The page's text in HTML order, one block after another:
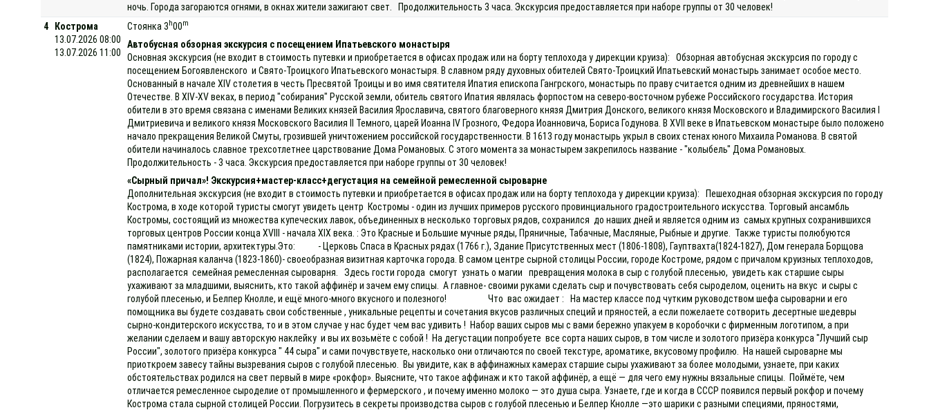
ночь. Города загораются огнями, в окнах жители зажигают свет. Продолжительность 3 часа. Экскурсия предоставляется при наборе группы от 30 человек!
4
Кострома
13.07.2026 08:00
13.07.2026 11:00
Стоянка 3 h00m
Автобусная обзорная экскурсия с посещением Ипатьевского монастыря
Основная экскурсия (не входит в стоимость путевки и приобретается в офисах продаж или на борту теплохода у дирекции круиза): Обзорная автобусная экскурсия по городу с
посещением Богоявленского и Свято-Троицкого Ипатьевского монастыря. В славном ряду духовных обителей Свято-Троицкий Ипатьевский монастырь занимает особое место.
Основанный в начале XIV столетия в честь Пресвятой Троицы и во имя святителя Ипатия епископа Гангрского, монастырь по праву считается одним из древнейших в нашем
Отечестве. В XIV-XV веках, в период "собирания" Русской земли, обитель святого Ипатия являлась форпостом на северо-восточном рубеже Российского государства. История
обители в это время связана с именами Великих князей Василия Ярославича, святого благоверного князя Дмитрия Донского, великого князя Московского и Владимирского Василия I
Дмитриевича и великого князя Московского Василия II Темного, царей Иоанна IV Грозного, Федора Иоанновича, Бориса Годунова. В XVII веке в Ипатьевском монастыре было положено
начало прекращения Великой Смуты, грозившей уничтожением российской государственности. В 1613 году монастырь укрыл в своих стенах юного Михаила Романова. В святой
обители начиналось славное трехсотлетнее царствование Дома Романовых. С этого момента за монастырем закрепилось название - "колыбель" Дома Романовых.
Продолжительность - 3 часа. Экскурсия предоставляется при наборе группы от 30 человек!
«Сырный причал»! Экскурсия+мастер-класс+дегустация на семейной ремесленной сыроварне
Дополнительная экскурсия (не входит в стоимость путевки и приобретается в офисах продаж или на борту теплохода у дирекции круиза): Пешеходная обзорная экскурсия по городу
Кострома, в ходе которой туристы смогут увидеть центр Костромы - один из лучших примеров русского провинциального градостроительного искусства. Торговый ансамбль
Костромы, состоящий из множества купеческих лавок, объединенных в несколько торговых рядов, сохранился до наших дней и является одним из самых крупных сохранившихся
торговых центров России конца XVIII - начала XIX века. : Это Красные и Большие мучные ряды, Пряничные, Табачные, Масляные, Рыбные и другие. Также туристы полюбуются
памятниками истории, архитектуры.Это: - Церковь Спаса в Красных рядах (1766 г.), Здание Присутственных мест (1806-1808), Гауптвахта(1824-1827), Дом генерала Борщова
(1824), Пожарная каланча (1823-1860)- своеобразная визитная карточка города. В самом центре сырной столицы России, городе Костроме, рядом с причалом круизных теплоходов,
располагается семейная ремесленная сыроварня. Здесь гости города смогут узнать о магии превращения молока в сыр с голубой плесенью, увидеть как старшие сыры
ухаживают за младшими, выяснить, кто такой аффинёр и зачем ему спицы. А главное- своими руками сделать сыр и почувствовать себя сыроделом, оценить на вкус и сыры с
голубой плесенью, и Белпер Кнолле, и ещё много-много вкусного и полезного! Что вас ожидает : На мастер классе под чутким руководством шефа сыроварни и его
помощника вы будете создавать свои собственные , уникальные рецепты и сочетания вкусов различных специй и пряностей, а если пожелаете сотворить десертные шедевры
сырно-кондитерского искусства, то и в этом случае у нас будет чем вас удивить ! Набор ваших сыров мы с вами бережно упакуем в коробочки с фирменным логотипом, а при
желании сделаем и вашу авторскую наклейку и вы их возьмёте с собой ! На дегустации попробуете все сорта наших сыров, в том числе и золотого призёра конкурса "Лучший сыр
России", золотого призёра конкурса " 44 сыра" и сами почувствуете, насколько они отличаются по своей текстуре, ароматике, вкусовому профилю. На нашей сыроварне мы
приоткроем завесу тайны вызревания сыров с голубой плесенью. Вы увидите, как в аффинажных камерах старшие сыры ухаживают за более молодыми, узнаете, при каких
обстоятельствах родился на свет первый в мире «рокфор». Выясните, что такое аффинаж и кто такой аффинёр, а ещё — для чего ему нужны вязальные спицы. Поймёте, чем
отличается ремесленное сыроделие от промышленного и фермерского , и почему именно молоко — это душа сыра. Узнаете, где и когда в СССР появился первый рокфор и почему
Кострома стала сырной столицей России. Погрузитесь в секреты производства сыров с голубой плесенью и Белпер Кнолле —это шарики с разными специями, пряностями,